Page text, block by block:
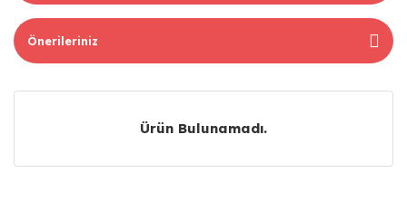
Önerileriniz
Ürün Bulunamadı.